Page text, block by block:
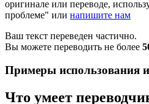
оригинале или переводе,
проблеме" или напишите нам
Ваш текст переведен частично.
Вы можете переводить не более
Примеры использования и
Что умеет